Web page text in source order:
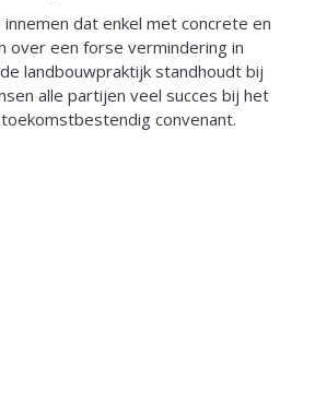
dat enkel met concrete en
over een forse vermindering in
landbouwpraktijk standhoudt bij
alle partijen veel succes bij het
convenant.